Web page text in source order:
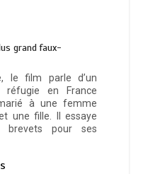
grand faux-
le film parle d’un
réfugie en France
à une femme
une fille. Il essaye
brevets pour ses